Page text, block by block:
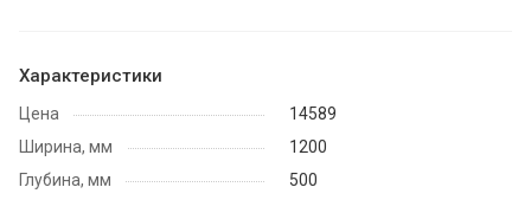
Характеристики
Цена
14589
Ширина, мм
1200
Глубина, мм
500